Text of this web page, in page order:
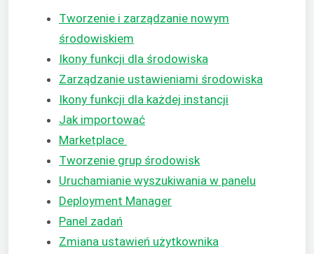
Tworzenie i zarządzanie nowym
środowiskiem
Ikony funkcji dla środowiska
Zarządzanie ustawieniami środowiska
Ikony funkcji dla każdej instancji
Jak importować
Marketplace
Tworzenie grup środowisk
Uruchamianie wyszukiwania w panelu
Deployment Manager
Panel zadań
Zmiana ustawień użytkownika